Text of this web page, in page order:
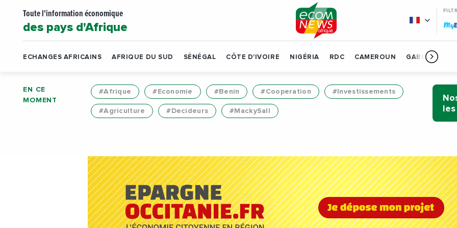
Toute l'information économique
des pays d'Afrique My
ECHANGES AFRICAINS AFRIQUE DU SUD SÉNÉGAL CÔTE D'IVOIRE NIGÉRIA RDC CAMEROUN GABON
EN CE
MOMENT
#Afrique #Economie #Benin #Cooperation #Investissements
#Agriculture #Decideurs #MackySall